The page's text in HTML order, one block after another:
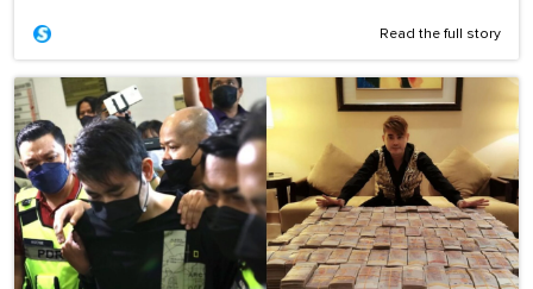
Read the full story